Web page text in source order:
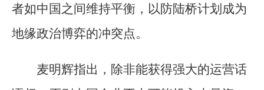
者如中国之间维持平衡，以防陆桥计划成为
地缘政治博弈的冲突点。
麦明辉指出，除非能获得强大的运营话